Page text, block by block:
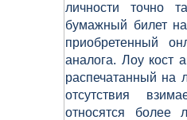
личности точно
бумажный билет на
приобретенный
аналога. Лоу кост
распечатанный на
отсутствия
относятся более